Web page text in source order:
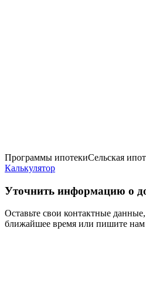
Программы ипотекиСельская
Калькулятор
Уточнить информацию о
Оставьте свои контактные
ближайшее время или пишите нам